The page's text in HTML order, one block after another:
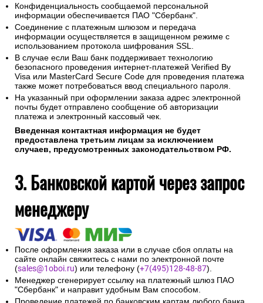
Конфиденциальность сообщаемой персональной
информации обеспечивается ПАО "Сбербанк".
Соединение с платежным шлюзом и передача
информации осуществляется в защищенном режиме с
использованием протокола шифрования SSL.
В случае если Ваш банк поддерживает технологию
безопасного проведения интернет-платежей Verified By
Visa или MasterCard Secure Code для проведения платежа
также может потребоваться ввод специального пароля.
На указанный при оформлении заказа адрес электронной
почты будет отправлено сообщение об авторизации
платежа и электронный кассовый чек.
Введенная контактная информация не будет
предоставлена третьим лицам за исключением
случаев, предусмотренных законодательством РФ.
3. Банковской картой через запрос
менеджеру
После оформления заказа или в случае сбоя оплаты на
сайте онлайн свяжитесь с нами по электронной почте
(sales@1oboi.ru) или телефону (+7(495)128-48-87).
Менеджер сгенерирует ссылку на платежный шлюз ПАО
"Сбербанк" и направит удобным Вам способом.